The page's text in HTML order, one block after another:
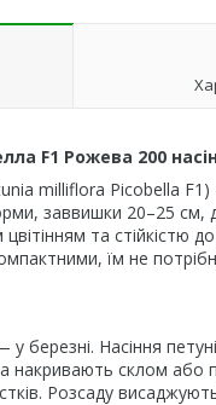
F1 Рожева 200
milliflora Picobella
заввишки 20–25 см,
та
їм не
у березні. Насіння
склом або
Розсаду